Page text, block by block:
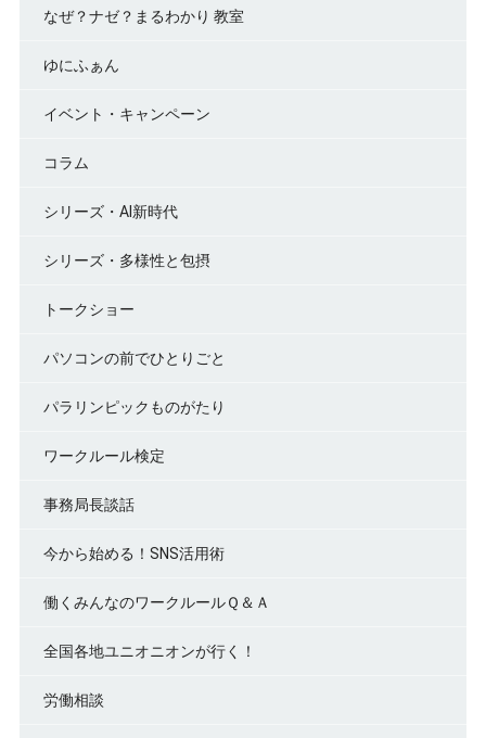
なぜ？ナゼ？まるわかり 教室
ゆにふぁん
イベント・キャンペーン
コラム
シリーズ・AI新時代
シリーズ・多様性と包摂
トークショー
パソコンの前でひとりごと
パラリンピックものがたり
ワークルール検定
事務局長談話
今から始める！SNS活用術
働くみんなのワークルールＱ＆Ａ
全国各地ユニオニオンが行く！
労働相談